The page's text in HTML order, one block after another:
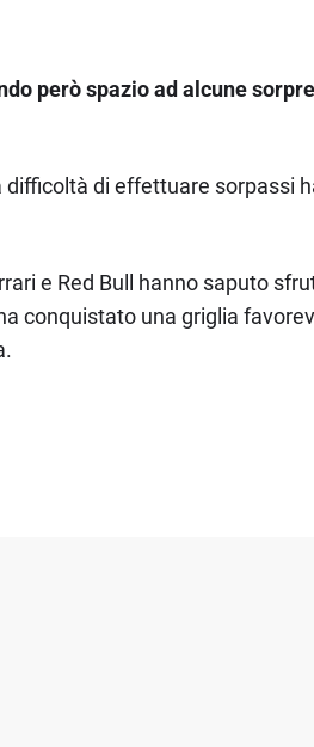
però spazio ad alcune
di effettuare sorpassi
e Red Bull hanno saputo
conquistato una griglia